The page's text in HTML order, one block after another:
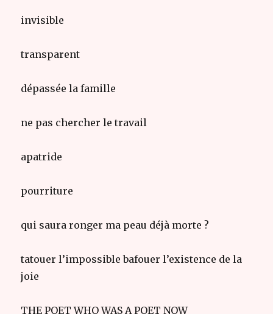
invisible
transparent
dépassée la famille
ne pas chercher le travail
apatride
pourriture
qui saura ronger ma peau déjà morte ?
tatouer l’impossible bafouer l’existence de la
joie
THE POET WHO WAS A POET NOW